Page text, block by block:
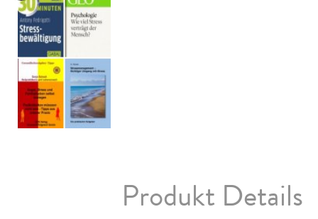
Produkt Details